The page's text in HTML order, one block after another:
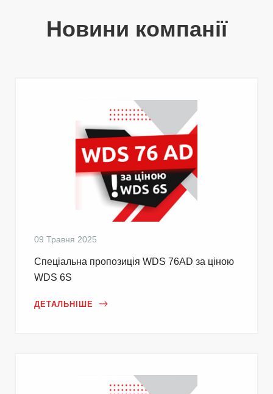
Новини компанії
09 Травня 2025
Cпеціальна пропозиція WDS 76AD за ціною
WDS 6S
ДЕТАЛЬНІШЕ